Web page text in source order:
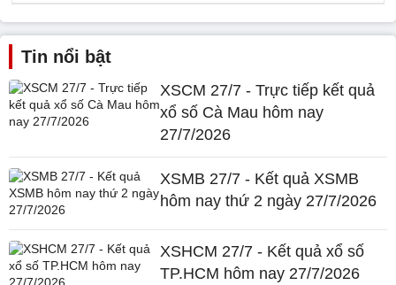
Tin nổi bật
XSCM 27/7 - Trực tiếp kết quả
xổ số Cà Mau hôm nay
27/7/2026
XSMB 27/7 - Kết quả XSMB
hôm nay thứ 2 ngày 27/7/2026
XSHCM 27/7 - Kết quả xổ số
TP.HCM hôm nay 27/7/2026